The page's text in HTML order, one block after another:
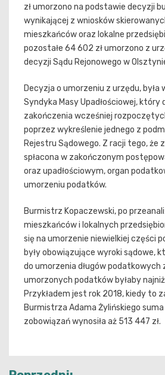
zł umorzono na podstawie decyzji
wynikającej z wniosków
mieszkańców oraz lokalne
pozostałe 64 602 zł umorzono z
decyzji Sądu Rejonowego w
Decyzja o umorzeniu z urzędu, była
Syndyka Masy Upadłościowej, który
zakończenia wcześniej
poprzez wykreślenie jednego z
Rejestru Sądowego. Z racji tego, że
spłacona w zakończonym
oraz upadłościowym, organ
umorzeniu podatków.
Burmistrz Kopaczewski, po
mieszkańców i lokalnych
się na umorzenie niewielkiej części
były obowiązujące wyroki sądowe,
do umorzenia długów podatkowych
umorzonych podatków byłaby
Przykładem jest rok 2018, kiedy to
Burmistrza Adama Żylińskiego
zobowiązań wynosiła aż 513 447 zł.
Nawigacja